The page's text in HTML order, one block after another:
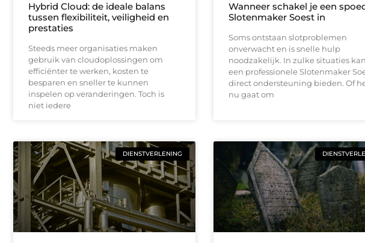
Hybrid Cloud: de ideale balans
tussen flexibiliteit, veiligheid en
prestaties
Steeds meer organisaties maken
gebruik van cloudoplossingen om
efficiënter te werken, kosten te
besparen en sneller te kunnen
inspelen op veranderingen. Toch is
niet iedere
Wanneer schakel je een
Slotenmaker Soest in
Soms ontstaan slotproblemen
onverwacht en is snelle hulp
noodzakelijk. In zulke situaties kan
een professionele Slotenmaker
direct ondersteuning bieden. Of
nu gaat om
DIENSTVERLENING